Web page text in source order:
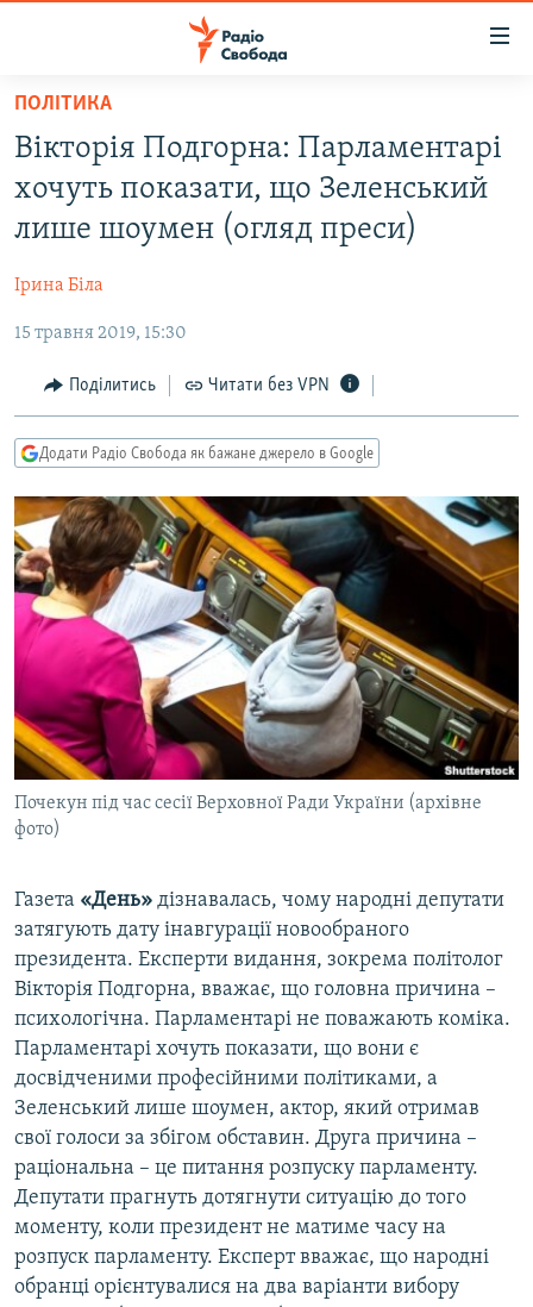
Перейти
основного
матеріалу
Перейти
до
основної
навігації
Перейти
пошуку
ВСЕ ЗА ДОБУ
СТАТТІ
СУСПІЛЬСТВО
КУЛЬТУРА
УКРАЇНА
СВІТ
РОСІЙСЬКА «ФІЛЬТРАЦІЯ»
ДОНБАС.РЕАЛІЇ
КРИМ.РЕАЛІЇ
СХЕМИ
КИТАЙ.ВИКЛИКИ
МУЛЬТИМЕДІА
ФОТО
СПЕЦПРОЄКТИ
ПОДКАСТИ
КРИМ РЕАЛІЇ
РУС
УКР
ДОЛУЧАЙСЯ!
Усі сайти RFE/RL
ПОЛІТИКА
Вікторія Подгорна: Парламентарі
хочуть показати, що Зеленський
лише шоумен (огляд преси)
Ірина Біла
15 травня 2019, 15:30
Поділитись Читати без VPN
Додати Радіо Свобода як бажане джерело в Google
Почекун під час сесії Верховної Ради України (архівне
фото)
Газета «День» дізнавалась, чому народні депутати
затягують дату інавгурації новообраного
президента. Експерти видання, зокрема політолог
Вікторія Подгорна, вважає, що головна причина –
психологічна. Парламентарі не поважають коміка.
Парламентарі хочуть показати, що вони є
досвідченими професійними політиками, а
Зеленський лише шоумен, актор, який отримав
свої голоси за збігом обставин. Друга причина –
раціональна – це питання розпуску парламенту.
Депутати прагнуть дотягнути ситуацію до того
моменту, коли президент не матиме часу на
розпуск парламенту. Експерт вважає, що народні
обранці орієнтувалися на два варіанти вибору